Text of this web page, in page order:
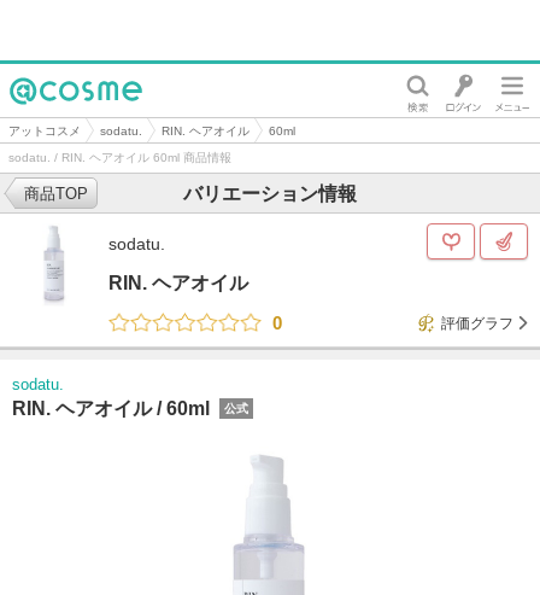
@cosme
アットコスメ sodatu. RIN. ヘアオイル
60ml
sodatu. / RIN. ヘアオイル 60ml 商品情報
バリエーション情報
商品TOP
sodatu.
RIN. ヘアオイル
0
評価グラフ
sodatu.
RIN. ヘアオイル /60ml 公式